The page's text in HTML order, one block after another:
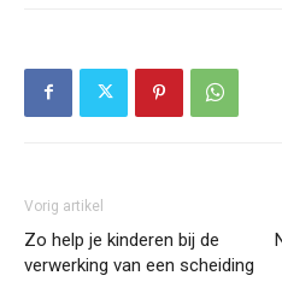
Vorig artikel
Zo help je kinderen bij de
verwerking van een scheiding